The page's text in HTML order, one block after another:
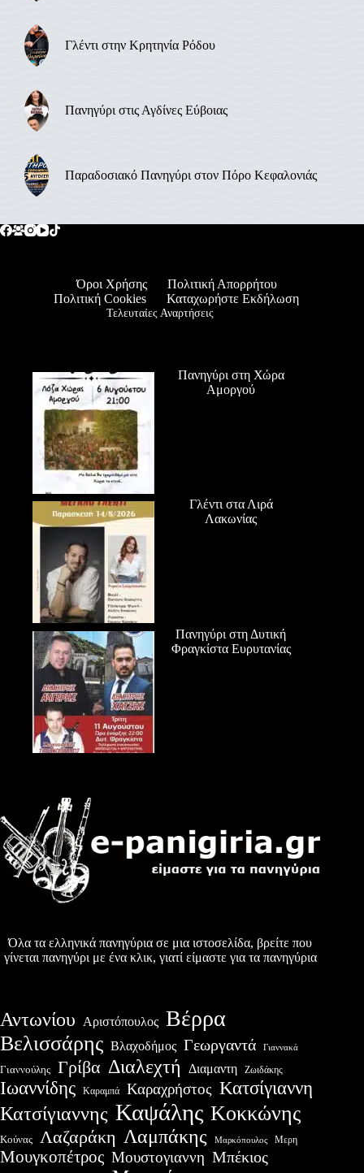
Γλέντι στην Κρητηνία Ρόδου
Πανηγύρι στις Αγδίνες Εύβοιας
Παραδοσιακό Πανηγύρι στον Πόρο Κεφαλονιάς
Όροι Χρήσης
Πολιτική Απορρήτου
Πολιτική Cookies
Καταχωρήστε Εκδήλωση
Τελευταίες Αναρτήσεις
Πανηγύρι στη Χώρα
Αμοργού
Γλέντι στα Λιρά
Λακωνίας
Πανηγύρι στη Δυτική
Φραγκίστα Ευρυτανίας
Όλα τα ελληνικά πανηγύρια σε μια ιστοσελίδα, βρείτε που
γίνεται πανηγύρι με ένα κλικ, γιατί είμαστε για τα πανηγύρια
Αντωνίου Αριστόπουλος Βέρρα
Βελισσάρης Βλαχοδήμος Γεωργαντά Γιαννακά
Γιαννούλης Γρίβα Διαλεχτή Διαμαντη Ζωιδάκης
Ιωαννίδης Καραμπά Καραχρήστος Κατσίγιαννη
Κατσίγιαννης Καψάλης Κοκκώνης
Κούνας Λαζαράκη Λαμπάκης Μαρκόπουλος Μερη
Μουγκοπέτρος Μουστογιαννη Μπέκιος